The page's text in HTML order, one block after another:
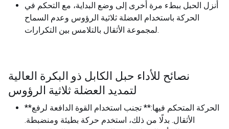
أنزل الحبل ببطء مرة أخرى إلى وضع البداية، مع التحكم في
الحركة باستخدام العضلة ثلاثية الرؤوس وعدم السماح
لمجموعة الأثقال بالتلامس بين التكرارات.
نصائح للأداء حبل الكابل ذو البكرة العالية
لتمديد العضلة ثلاثية الرؤوس
**الحركة المتحكم فيها:** تجنب استخدام القوة الدافعة لرفع
الأثقال. بدلًا من ذلك، استخدم حركة بطيئة ومنضبطة.